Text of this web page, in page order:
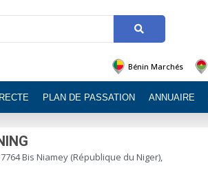
Bénin Marchés
PLAN DE PASSATION ANNUAIRE
Bis Niamey (République du Niger),